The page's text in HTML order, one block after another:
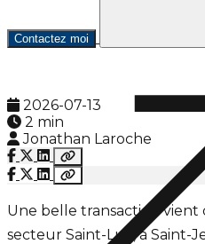
Contactez moi
2026-07-13
2 min
Jonathan Laroche
Une belle transaction
secteur Saint-Luc, à Saint-